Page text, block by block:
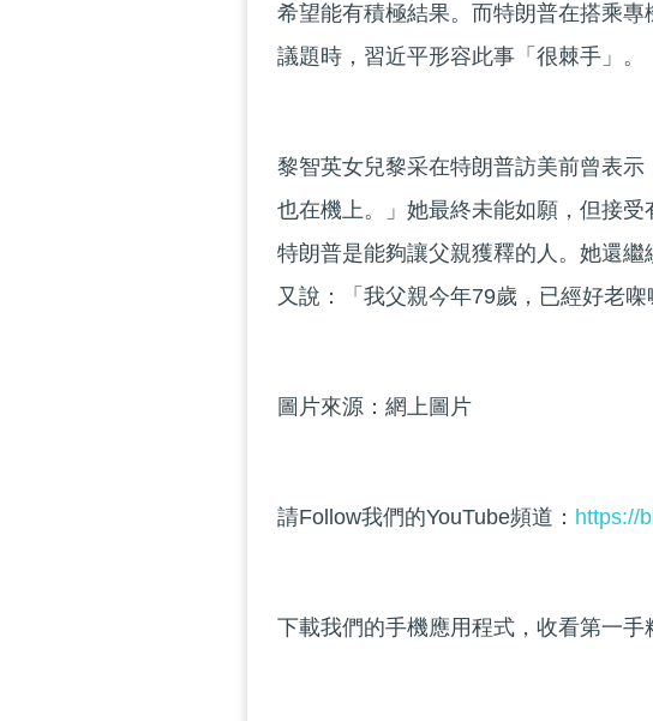
希望能有積極結果。而特朗普在搭乘
議題時，習近平形容此事「很棘手」。
黎智英女兒黎采在特朗普訪美前曾表
也在機上。」她最終未能如願，但接
特朗普是能夠讓父親獲釋的人。她還繼
又說：「我父親今年79歲，已經好老㗎
圖片來源：網上圖片
請Follow我們的YouTube頻道： https://
下載我們的手機應用程式，收看第一手